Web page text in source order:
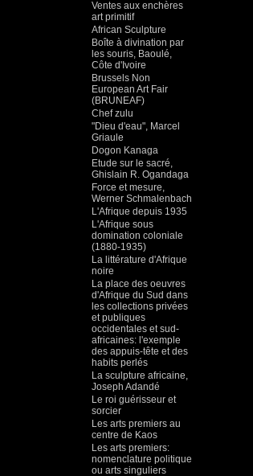
Ventes aux enchères
art primitif
African Sculpture
Boîte à divination par
les souris, Baoulé,
Côte d'Ivoire
Brussels Non
European Art Fair
(BRUNEAF)
Chef zulu
"Dieu d'eau", Marcel
Griaule
Dogon Kanaga
Etude sur le sacré,
Ghislain R. Ogandaga
Force et mesure,
Werner Schmalenbach
L'Afrique depuis 1935
L'Afrique sous
domination coloniale
(1880-1935)
La littérature d'Afrique
noire
La place des oeuvres
d'Afrique du Sud dans
les collections privées
et publiques
occidentales et sud-
africaines: l'exemple
des appuis-tête et des
habits perlés
La sculpture africaine,
Joseph Adandé
Le roi guérisseur et
sorcier
Les arts premiers au
centre de Kaos
Les arts premiers:
nomenclature politique
ou arts singuliers